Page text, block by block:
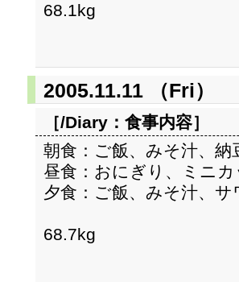
68.1kg
2005.11.11 （Fri）
［/Diary： 食事内容］
朝食：ご飯、みそ汁、納
昼食：おにぎり、ミニ
夕食：ご飯、みそ汁、
68.7kg